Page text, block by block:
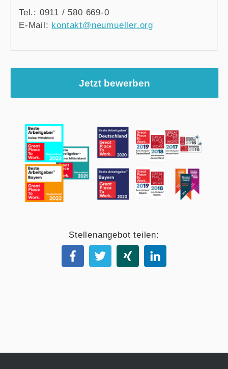
Tel.: 0911 / 580 669-0
E-Mail: kontakt@neumueller.org
Jetzt bewerben
Stellenangebot teilen: